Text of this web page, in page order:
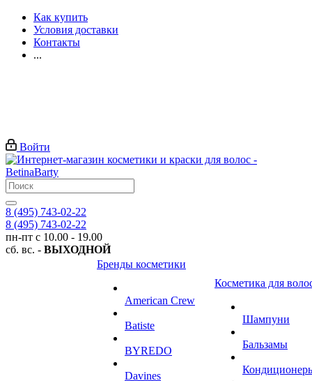
Как купить
Условия доставки
Контакты
...
Войти
8 (495) 743-02-22
8 (495) 743-02-22
пн-пт с 10.00 - 19.00
сб. вс. - ВЫХОДНОЙ
Бренды косметики
American Crew
Batiste
BYREDO
Davines
Косметика для
Шампуни
Бальзамы